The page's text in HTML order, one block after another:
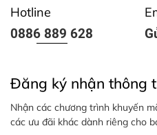
Hotline
0886 889 628
Đăng ký nhận thông
Nhận các chương trình khuyến
các ưu đãi khác dành riêng cho